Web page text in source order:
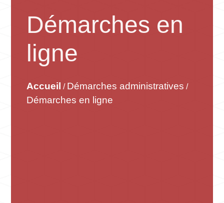
Démarches en
ligne
Accueil / Démarches administratives /
Démarches en ligne